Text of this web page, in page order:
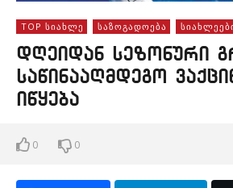
TOP ᲡᲘᲐᲮᲚᲔ ᲡᲐᲖᲝᲒᲐᲓᲝᲔᲑᲐ
დღეიდან სეზონური
საწინააღმდეგო
იწყება
0 0